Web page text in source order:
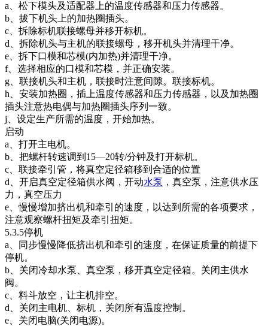
a、松下模头及适配器上的温度传感器和压力传感器。
b、拔下机头上的加热圈插头。
c、拆除标机联接螺母并移开标机。
d、拆除机头与主机的联接螺母，移开机头并清理干净。
e、拆下口模和芯模(内加热)并清理干净。
f、选择相应的口模和芯模，并正确安装。
g、联接机头和主机，联接时注意间隙。联接标机。
h、安装加热圈，插上温度传感器和压力传感器，以及加热圈
插头注意热电偶与加热圈插头序列一致。
j、设定生产所需的温度，开始加热。
启动
a、打开主电机。
b、把螺杆转速调到15—20转/分钟及打开标机。
c、联接牵引管，将真空定径箱移到合适的位置
d、开启真空定径箱供水阀，开动水泵 ，真空泵，注意供水压
力，真空压力
e、慢慢增加挤出机和牵引的速度，以达到所需的各项要求，
注意观察螺杆扭矩及牵引扭矩。
5.3.5停机
a、同步慢慢降低挤出机和牵引的速度，在保证质量的前提下
停机。
b、关闭冷却水泵、真空泵，移开真空定径箱。关闭主供水
阀。
c、料斗放空，让主机排空。
d、关闭主电机、标机，关闭所有温度控制。
e、关闭电脑(关闭电源)。